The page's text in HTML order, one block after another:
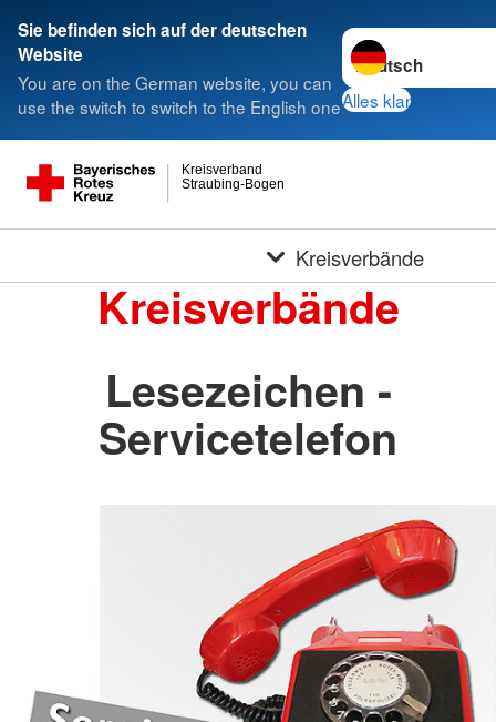
Sie befinden sich auf der deutschen
Website
You are on the German website, you can
use the switch to switch to the English one
Sprache wechseln
Alles klar
Straubing-Bogen
Kreisverband
Kreisverbände
Kreisverbände
Lesezeichen -
Servicetelefon